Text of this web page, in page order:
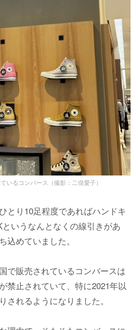
いるコンバース（撮影：二俣愛子）
とり10足程度であればハンドキ
いうなんとなくの線引きがあ
込めていました。
で販売されているコンバースは
禁止されていて、特に2021年以
されるようになりました。